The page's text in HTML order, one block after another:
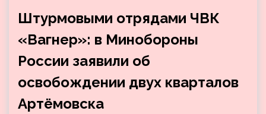
Штурмовыми отрядами ЧВК
«Вагнер»: в Минобороны
России заявили об
освобождении двух кварталов
Артёмовска